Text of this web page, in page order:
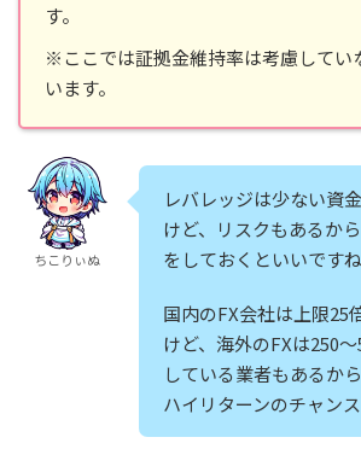
す。
※ここでは証拠金維持率は考慮してい
います。
ちこりぃぬ
レバレッジは少ない資
けど、リスクもあるか
をしておくといいですね
国内のFX会社は上限25
けど、海外のFXは250
している業者もあるか
ハイリターンのチャンス